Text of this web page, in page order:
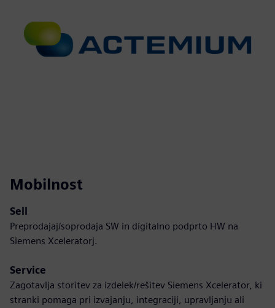
Mobilnost
Sell
Preprodajaj/soprodaja SW in digitalno podprto HW na
Siemens Xceleratorj.
Service
Zagotavlja storitev za izdelek/rešitev Siemens Xcelerator, ki
stranki pomaga pri izvajanju, integraciji, upravljanju ali